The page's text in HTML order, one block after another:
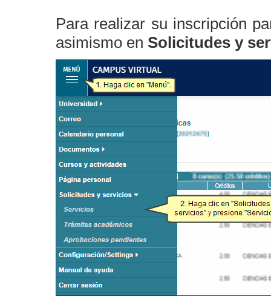
Para realizar su inscripción
asimismo en Solicitudes y